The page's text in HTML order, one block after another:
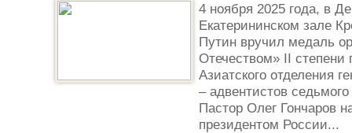
4 ноября 2025 года, в
Екатерининском зале
Путин вручил медаль
Отечеством» II
Азиатского отделения
– адвентистов
Пастор Олег Гончаров
президентом России...